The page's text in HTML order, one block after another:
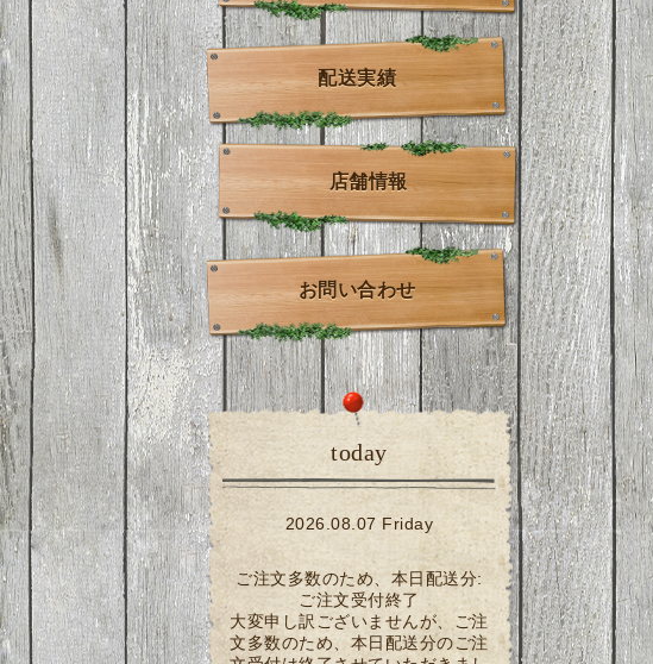
配送実績
店舗情報
お問い合わせ
today
2026.08.07 Friday
ご注文多数のため、本日配送分:
ご注文受付終了
大変申し訳ございませんが、ご注
文多数のため、本日配送分のご注